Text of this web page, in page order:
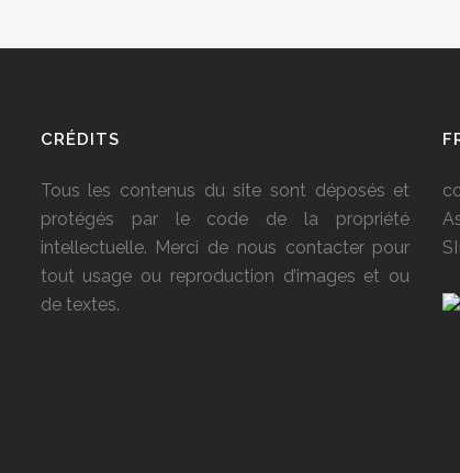
CRÉDITS
Tous les contenus du site sont déposés et
protégés par le code de la propriété
intellectuelle. Merci de nous contacter pour
tout usage ou reproduction d’images et ou
de textes.